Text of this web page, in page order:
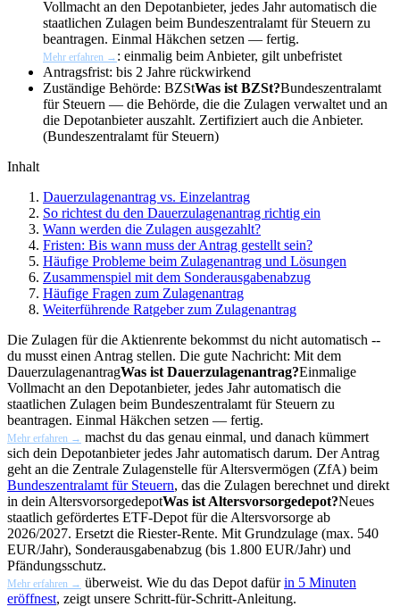
Vollmacht an den Depotanbieter, jedes Jahr automatisch die
staatlichen Zulagen beim Bundeszentralamt für Steuern zu
beantragen. Einmal Häkchen setzen — fertig.
Mehr erfahren → : einmalig beim Anbieter, gilt unbefristet
Antragsfrist: bis 2 Jahre rückwirkend
Zuständige Behörde: BZStWas ist BZSt?Bundeszentralamt
für Steuern — die Behörde, die die Zulagen verwaltet und an
die Depotanbieter auszahlt. Zertifiziert auch die Anbieter.
(Bundeszentralamt für Steuern)
Inhalt
Dauerzulagenantrag vs. Einzelantrag
So richtest du den Dauerzulagenantrag richtig ein
Wann werden die Zulagen ausgezahlt?
Fristen: Bis wann muss der Antrag gestellt sein?
Häufige Probleme beim Zulagenantrag und Lösungen
Zusammenspiel mit dem Sonderausgabenabzug
Häufige Fragen zum Zulagenantrag
Weiterführende Ratgeber zum Zulagenantrag
Die Zulagen für die Aktienrente bekommst du nicht automatisch --
du musst einen Antrag stellen. Die gute Nachricht: Mit dem
DauerzulagenantragWas ist Dauerzulagenantrag?Einmalige
Vollmacht an den Depotanbieter, jedes Jahr automatisch die
staatlichen Zulagen beim Bundeszentralamt für Steuern zu
beantragen. Einmal Häkchen setzen — fertig.
Mehr erfahren → machst du das genau einmal, und danach kümmert
sich dein Depotanbieter jedes Jahr automatisch darum. Der Antrag
geht an die Zentrale Zulagenstelle für Altersvermögen (ZfA) beim
Bundeszentralamt für Steuern, das die Zulagen berechnet und direkt
in dein AltersvorsorgedepotWas ist Altersvorsorgedepot?Neues
staatlich gefördertes ETF-Depot für die Altersvorsorge ab
2026/2027. Ersetzt die Riester-Rente. Mit Grundzulage (max. 540
EUR/Jahr), Sonderausgabenabzug (bis 1.800 EUR/Jahr) und
Pfändungsschutz.
Mehr erfahren → überweist. Wie du das Depot dafürin 5 Minuten
eröffnest, zeigt unsere Schritt-für-Schritt-Anleitung.